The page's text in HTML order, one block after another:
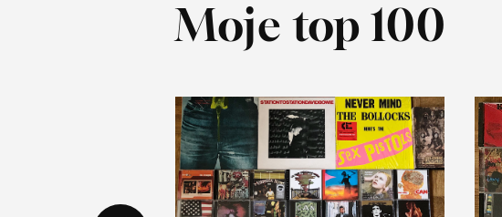
Moje top 100
Wydarzenia
Moje top 100
Lista przebojów